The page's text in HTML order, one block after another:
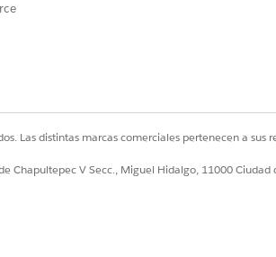
Las distintas marcas comerciales pertenecen a sus
Chapultepec V Secc., Miguel Hidalgo, 11000 Ciudad